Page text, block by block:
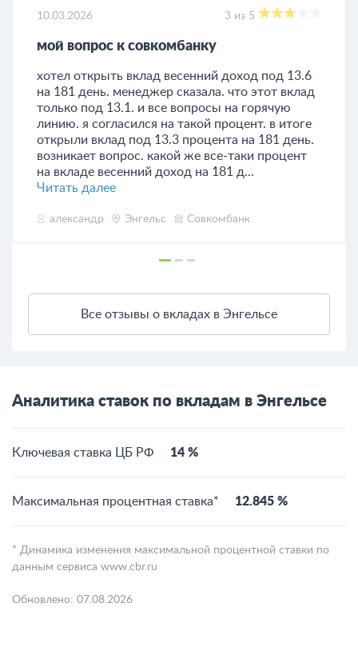
10.03.2026 3 из 5
мой вопрос к совкомбанку
хотел открыть вклад весенний доход под 13.6
на 181 день. менеджер сказала. что этот вклад
только под 13.1. и все вопросы на горячую
линию. я согласился на такой процент. в итоге
открыли вклад под 13.3 процента на 181 день.
возникает вопрос. какой же все-таки процент
на вкладе весенний доход на 181 д...
Читать далее
александр Энгельс Совкомбанк
Все отзывы о вкладах в Энгельсе
Аналитика ставок по вкладам в Энгельсе
Ключевая ставка ЦБ РФ 14 %
Максимальная процентная ставка* 12.845 %
* Динамика изменения максимальной процентной ставки по
данным сервиса www.cbr.ru
Обновлено: 07.08.2026